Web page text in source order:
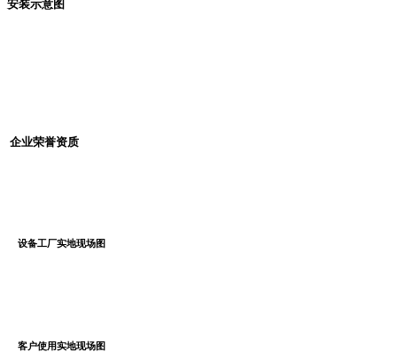
安装示意图
企业荣誉资质
设备工厂实地现场图
客户使用实地现场图